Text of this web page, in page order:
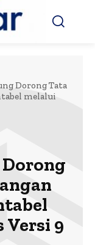
Dorong Tata
melalui
Versi 9